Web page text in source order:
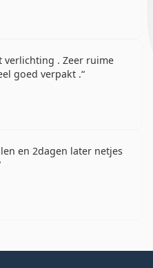
verlichting . Zeer ruime
goed verpakt .
en 2dagen later netjes